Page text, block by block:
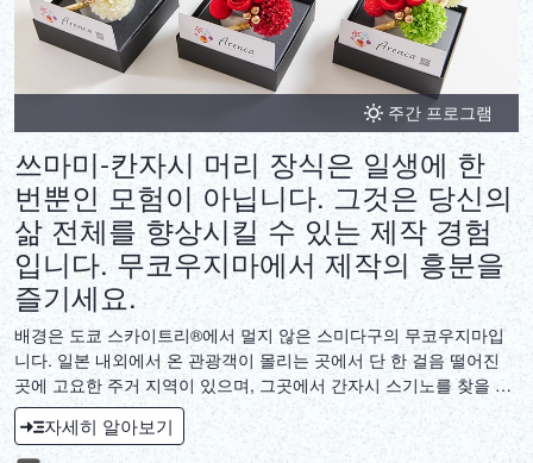
주간 프로그램
쓰마미-칸자시 머리 장식은 일생에 한
번뿐인 모험이 아닙니다. 그것은 당신의
삶 전체를 향상시킬 수 있는 제작 경험
입니다. 무코우지마에서 제작의 흥분을
즐기세요.
배경은 도쿄 스카이트리®에서 멀지 않은 스미다구의 무코우지마입
니다. 일본 내외에서 온 관광객이 몰리는 곳에서 단 한 걸음 떨어진
곳에 고요한 주거 지역이 있으며, 그곳에서 간자시 스기노를 찾을 수
있습니다. 여기에서는 에도 시대부터 이어져 온 전통인 쓰마미 간자
시 머리 장식 만들기 활동을 체험할 수 있습니다. 간자시 스기노 오리
자세히 알아보기